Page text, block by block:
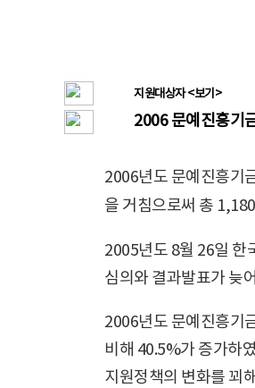
지원대상자 <보기>
2006 문예진흥기
2006년도 문예진흥기
을 거침으로써 총
2005년도 8월 26일 한
심의와 결과발표가 늦
2006년도 문예진흥기
비해 40.5%가 증가하
지원정책의 변화를 꾀